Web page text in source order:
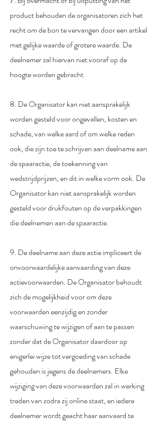
product behouden de organisatoren zich het
recht om de bon te vervangen door een artikel
met gelijke waarde of grotere waarde. De
deelnemer zal hiervan niet vooraf op de
hoogte worden gebracht
8. De Organisator kan niet aansprakelijk
worden gesteld voor ongevallen, kosten en
schade, van welke aard of om welke reden
ook, die zijn toe te schrijven aan deelname aan
de spaaractie, de toekenning van
wedstrijdprijzen, en dit in welke vorm ook. De
Organisator kan niet aansprakelijk worden
gesteld voor drukfouten op de verpakkingen
die deelnemen aan de spaaractie.
9. De deelname aan deze actie impliceert de
onvoorwaardelijke aanvaarding van deze
actievoorwaarden. De Organisator behoudt
zich de mogelijkheid voor om deze
voorwaarden eenzijdig en zonder
waarschuwing te wijzigen of aan te passen
zonder dat de Organisator daardoor op
enigerlei wijze tot vergoeding van schade
gehouden is jegens de deelnemers. Elke
wijziging van deze voorwaarden zal in werking
treden van zodra zij online staat, en iedere
deelnemer wordt geacht haar aanvaard te